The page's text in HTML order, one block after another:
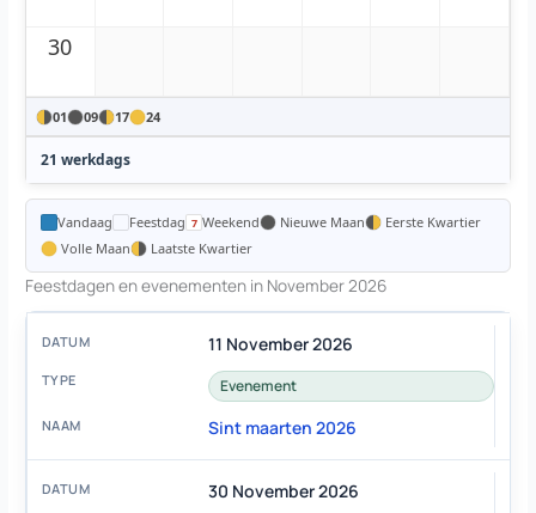
30
01 09 17 24
21 werkdags
Vandaag Feestdag Weekend Nieuwe Maan
Eerste Kwartier
Volle Maan
Laatste Kwartier
Feestdagen en evenementen in November 2026
11 November 2026
Evenement
Sint maarten 2026
30 November 2026